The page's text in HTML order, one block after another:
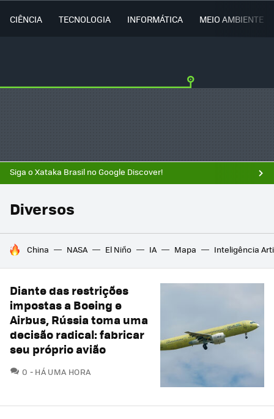
CIÊNCIA TECNOLOGIA INFORMÁTICA MEIO AMBIENTE
Siga o Xataka Brasil no Google Discover!
Diversos
TENDÊNCIAS DO DIA
China NASA El Niño IA Mapa Inteligência
Diante das restrições
impostas a Boeing e
Airbus, Rússia toma uma
decisão radical: fabricar
seu próprio avião
0 COMENTÁRIOS
HÁ UMA HORA